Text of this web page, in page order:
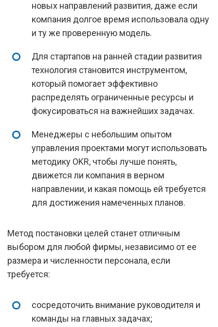
новых направлений развития, даже если
компания долгое время использовала одну
и ту же проверенную модель.
Для стартапов на ранней стадии развития
технология становится инструментом,
который помогает эффективно
распределять ограниченные ресурсы и
фокусироваться на важнейших задачах.
Менеджеры с небольшим опытом
управления проектами могут использовать
методику OKR, чтобы лучше понять,
движется ли компания в верном
направлении, и какая помощь ей требуется
для достижения намеченных планов.
Метод постановки целей станет отличным
выбором для любой фирмы, независимо от ее
размера и численности персонала, если
требуется:
сосредоточить внимание руководителя и
команды на главных задачах;